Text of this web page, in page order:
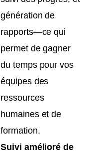
génération de
rapports—ce qui
permet de gagner
du temps pour vos
équipes des
ressources
humaines et de
formation.
Suivi amélioré de